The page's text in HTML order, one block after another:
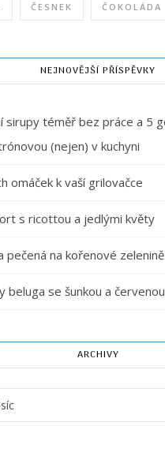
ČESNEK ČOKOLÁDA
NEJNOVĚJŠÍ PŘÍSPĚVKY
sirupy téměř bez práce a 5
(nejen) v kuchyni
omáček k vaší grilovačce
s ricottou a jedlými květy
pečená na kořenové zelenině
beluga se šunkou a
ARCHIVY